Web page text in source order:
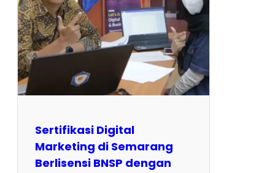
Sertifikasi Digital
Marketing di Semarang
Berlisensi BNSP dengan